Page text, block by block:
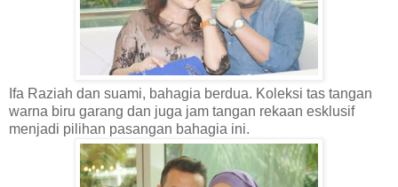
Ifa Raziah dan suami, bahagia berdua. Koleksi tas tangan
warna biru garang dan juga jam tangan rekaan esklusif
menjadi pilihan pasangan bahagia ini.